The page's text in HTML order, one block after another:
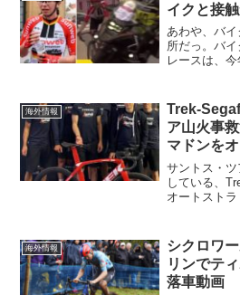
イクと接
あわや、バ
所だっ。バ
レースは、
ラバンツペ
フランドル
ロッパツア
ー・ファン
海外情報
Trek-
ア山火事
マドンを
サントス・
している、
オートストラ
オークショ
ンに署名し
オーストラ
来る限りの...
海外情報
シクロワ
リンでテ
落車動画